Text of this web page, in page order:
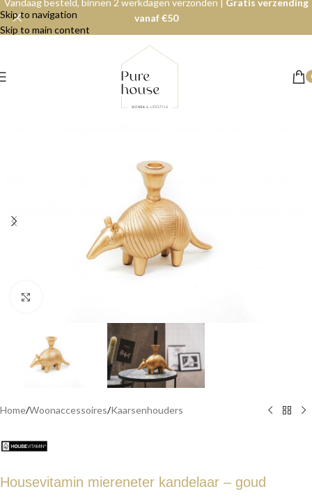
Skip to navigation
Skip to main content
Vandaag besteld, binnen 2 werkdagen verzonden | Gratis verzending
vanaf €50
Home/Woonaccessoires/Kaarsenhouders
Housevitamin miereneter kandelaar – goud